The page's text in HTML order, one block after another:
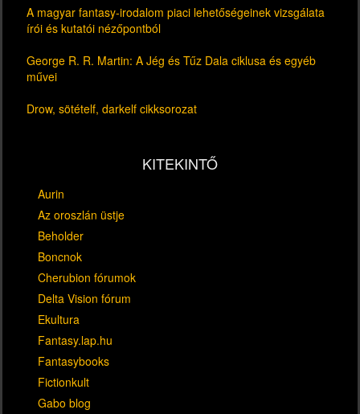
A magyar fantasy-irodalom piaci lehetőségeinek vizsgálata
írói és kutatói nézőpontból
George R. R. Martin: A Jég és Tűz Dala ciklusa és egyéb
művei
Drow, sötételf, darkelf cikksorozat
KITEKINTŐ
Aurin
Az oroszlán üstje
Beholder
Boncnok
Cherubion fórumok
Delta Vision fórum
Ekultura
Fantasy.lap.hu
Fantasybooks
Fictionkult
Gabo blog